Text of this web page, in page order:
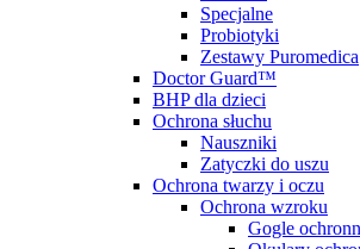
Specjalne
Probiotyki
Zestawy Puromedica
Doctor Guard™
BHP dla dzieci
Ochrona słuchu
Nauszniki
Zatyczki do uszu
Ochrona twarzy i oczu
Ochrona wzroku
Gogle